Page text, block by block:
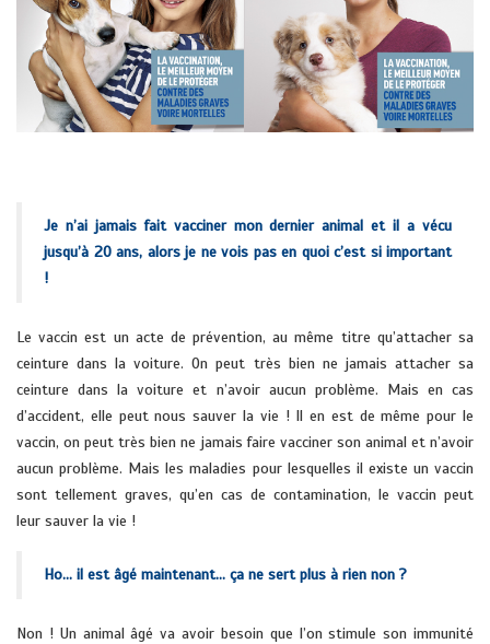
Je n’ai jamais fait vacciner mon dernier animal et il a vécu
jusqu’à 20 ans, alors je ne vois pas en quoi c’est si important
!
Le vaccin est un acte de prévention, au même titre qu’attacher sa
ceinture dans la voiture. On peut très bien ne jamais attacher sa
ceinture dans la voiture et n’avoir aucun problème. Mais en cas
d’accident, elle peut nous sauver la vie ! Il en est de même pour le
vaccin, on peut très bien ne jamais faire vacciner son animal et n’avoir
aucun problème. Mais les maladies pour lesquelles il existe un vaccin
sont tellement graves, qu’en cas de contamination, le vaccin peut
leur sauver la vie !
Ho… il est âgé maintenant… ça ne sert plus à rien non ?
Non ! Un animal âgé va avoir besoin que l’on stimule son immunité